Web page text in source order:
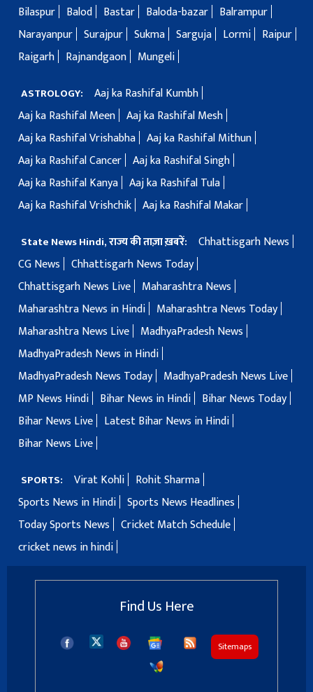
Bilaspur
Balod Bastar Baloda-bazar
Balrampur
Narayanpur Surajpur Sukma Sarguja Lormi
Raipur
Raigarh
Rajnandgaon Mungeli
ASTROLOGY:
Aaj ka Rashifal Kumbh
Aaj ka Rashifal Meen Aaj ka Rashifal Mesh
Aaj ka Rashifal Vrishabha Aaj ka Rashifal Mithun
Aaj ka Rashifal Cancer Aaj ka Rashifal Singh
Aaj ka Rashifal Kanya Aaj ka Rashifal Tula
Aaj ka Rashifal Vrishchik Aaj ka Rashifal Makar
State News Hindi, राज्य की ताज़ा ख़बरें:
Chhattisgarh News
CG News
Chhattisgarh News Today
Chhattisgarh News Live
Maharashtra News
Maharashtra News in Hindi
Maharashtra News Today
Maharashtra News Live
MadhyaPradesh News
MadhyaPradesh News in Hindi
MadhyaPradesh News Today
MadhyaPradesh News Live
MP News Hindi
Bihar News in Hindi
Bihar News Today
Bihar News Live
Latest Bihar News in Hindi
Bihar News Live
SPORTS: Virat Kohli
Rohit Sharma
Sports News in Hindi Sports News Headlines
Today Sports News
Cricket Match Schedule
cricket news in hindi
Find Us Here
Sitemaps